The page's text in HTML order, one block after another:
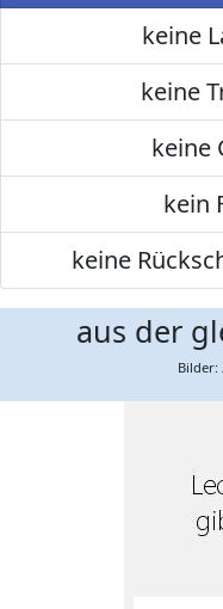
keine
keine
keine
kein
keine
aus der
Bilder: